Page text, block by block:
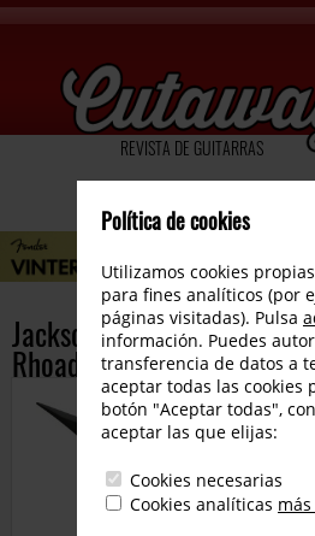
REVISTA DE GUITARRAS
Jackson Christian Andreu X
Rhoads
Política de cookies
Utilizamos cookies
para fines analíticos (por
páginas visitadas). Pulsa
información. Puedes
transferencia de datos a
aceptar todas las cookies
botón "Aceptar todas",
aceptar las que elijas:
Cookies necesarias
Cookies analíticas